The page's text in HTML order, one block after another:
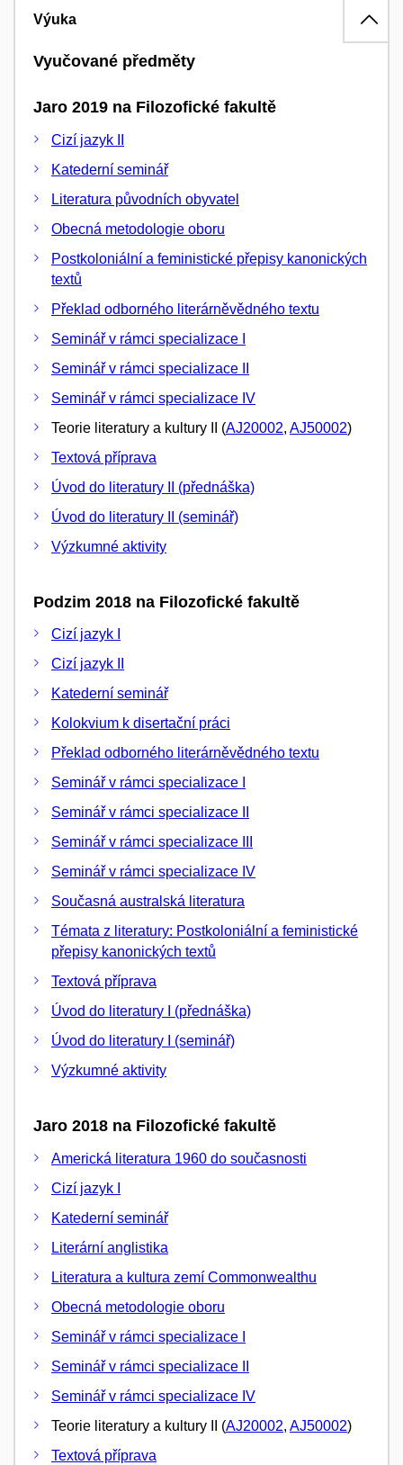
Výuka
Vyučované předměty
Jaro 2019 na Filozofické fakultě
Cizí jazyk II
Katederní seminář
Literatura původních obyvatel
Obecná metodologie oboru
Postkoloniální a feministické přepisy kanonických
textů
Překlad odborného literárněvědného textu
Seminář v rámci specializace I
Seminář v rámci specializace II
Seminář v rámci specializace IV
Teorie literatury a kultury II (AJ20002, AJ50002)
Textová příprava
Úvod do literatury II (přednáška)
Úvod do literatury II (seminář)
Výzkumné aktivity
Podzim 2018 na Filozofické fakultě
Cizí jazyk I
Cizí jazyk II
Katederní seminář
Kolokvium k disertační práci
Překlad odborného literárněvědného textu
Seminář v rámci specializace I
Seminář v rámci specializace II
Seminář v rámci specializace III
Seminář v rámci specializace IV
Současná australská literatura
Témata z literatury: Postkoloniální a feministické
přepisy kanonických textů
Textová příprava
Úvod do literatury I (přednáška)
Úvod do literatury I (seminář)
Výzkumné aktivity
Jaro 2018 na Filozofické fakultě
Americká literatura 1960 do současnosti
Cizí jazyk I
Katederní seminář
Literární anglistika
Literatura a kultura zemí Commonwealthu
Obecná metodologie oboru
Seminář v rámci specializace I
Seminář v rámci specializace II
Seminář v rámci specializace IV
Teorie literatury a kultury II (AJ20002, AJ50002)
Textová příprava